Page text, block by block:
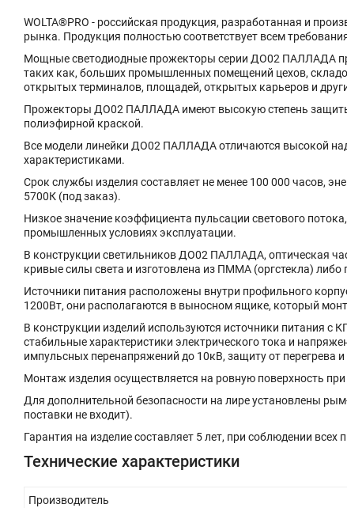
WOLTA®PRO - российская продукция, разработанная и
рынка. Продукция полностью соответствует всем
Мощные светодиодные прожекторы серии ДО02 ПАЛЛАДА
таких как, больших промышленных помещений цехов,
открытых терминалов, площадей, открытых карьеров и
Прожекторы ДО02 ПАЛЛАДА имеют высокую степень защиты
полиэфирной краской.
Все модели линейки ДО02 ПАЛЛАДА отличаются высокой
характеристиками.
Срок службы изделия составляет не менее 100 000 часов,
5700К (под заказ).
Низкое значение коэффициента пульсации светового
промышленных условиях эксплуатации.
В конструкции светильников ДО02 ПАЛЛАДА, оптическая
кривые силы света и изготовлена из ПММА (оргстекла) либо
Источники питания расположены внутри профильного
1200Вт, они располагаются в выносном ящике, который
В конструкции изделий используются источники питания
стабильные характеристики электрического тока и
импульсных перенапряжений до 10кВ, защиту от перегрева
Монтаж изделия осуществляется на ровную поверхность
Для дополнительной безопасности на лире установлены
поставки не входит).
Гарантия на изделие составляет 5 лет, при соблюдении всех
Технические характеристики
Производитель